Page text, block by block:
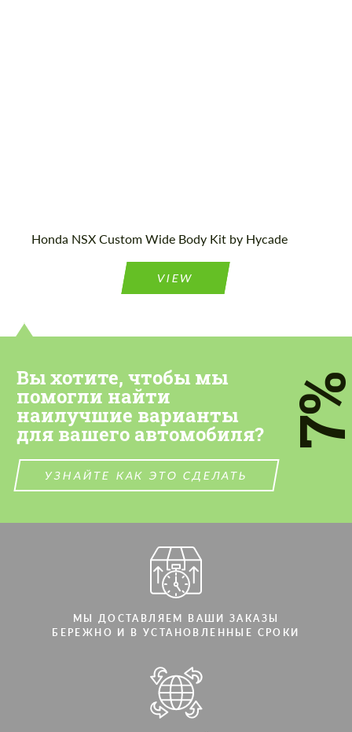
Honda NSX Custom Wide Body Kit by Hycade
VIEW
Вы хотите, чтобы мы
помогли найти
наилучшие варианты
для вашего автомобиля?
УЗНАЙТЕ КАК ЭТО СДЕЛАТЬ
МЫ ДОСТАВЛЯЕМ ВАШИ ЗАКАЗЫ
БЕРЕЖНО И В УСТАНОВЛЕННЫЕ СРОКИ